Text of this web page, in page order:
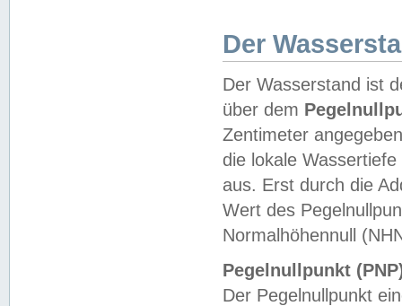
Der
Der Wasserstand ist
über dem
Zentimeter
die lokale
aus. Erst durch die
Wert des
Normalhöhennull
Pegelnullpunkt
Der Pegelnullpunkt